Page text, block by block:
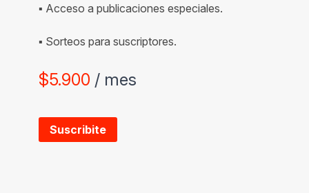
▪ Acceso a publicaciones especiales.
▪ Sorteos para suscriptores.
$5.900 / mes
Suscribite